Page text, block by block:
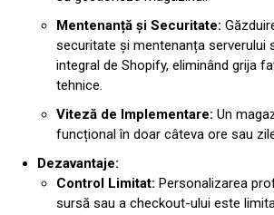
Mentenanță și Securitate:
securitate și mentenanța serverului
integral de Shopify, eliminând grija
tehnice.
Viteză de Implementare: Un
funcțional în doar câteva ore sau
Dezavantaje:
Control Limitat: Personalizarea
sursă sau a checkout-ului este